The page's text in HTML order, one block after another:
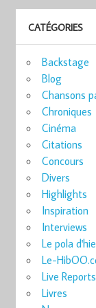
CATÉGORIES
Backstage
Blog
Chansons
Chroniques
Cinéma
Citations
Concours
Divers
Highlights
Inspiration
Interviews
Le pola
Le-
Live Reports
Livres